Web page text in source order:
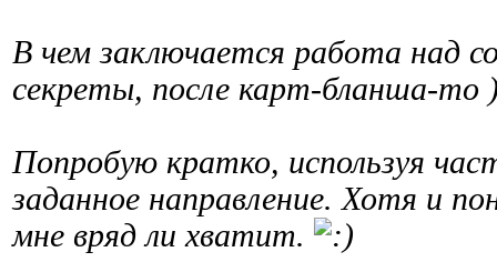
В чем заключается работа над
секреты, после карт-бланша-то
Попробую кратко, используя
заданное направление. Хотя и
мне вряд ли хватит.